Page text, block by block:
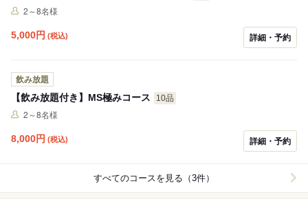
2～8名様
5,000円 (税込) 詳細・予約
飲み放題
【飲み放題付き】MS極みコース 10品
2～8名様
8,000円 (税込) 詳細・予約
すべてのコースを見る（3件）